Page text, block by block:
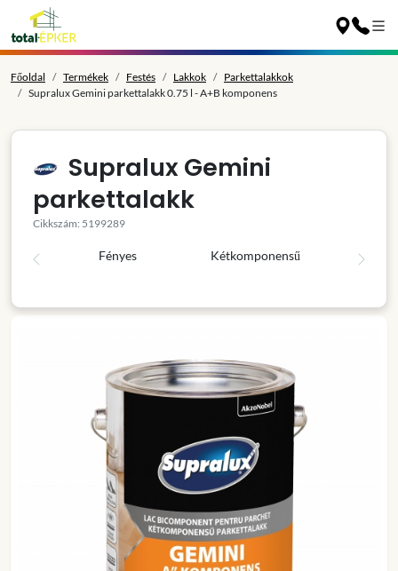
Főoldal Termékek Festés Lakkok
Parkettalakkok
Supralux Gemini parkettalakk 0.75 l - A+B komponens
Supralux Gemini
parkettalakk
Cikkszám: 5199289
Fényes Kétkomponensű